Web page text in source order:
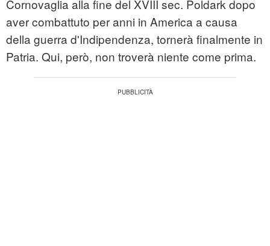
Cornovaglia alla fine del XVIII sec. Poldark dopo
aver combattuto per anni in America a causa
della guerra d'Indipendenza, tornerà finalmente in
Patria. Qui, però, non troverà niente come prima.